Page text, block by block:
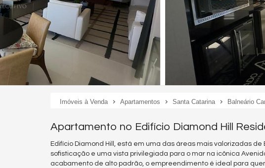
Imóveis à Venda Apartamentos Santa Catarina Balneário
Apartamento no Edifício Diamond Hill
Edifício Diamond Hill, está em uma das áreas mais valorizadas
sofisticação e uma vista privilegiada para o mar na icônica
acabamento de alto padrão, o empreendimento é ideal para